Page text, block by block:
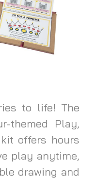
to life! The
themed Play,
offers hours
play anytime,
drawing and